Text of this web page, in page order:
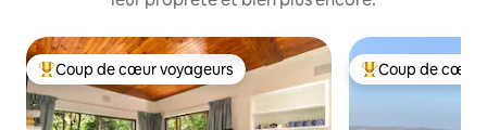
Coups de cœur voyageurs les plus appréciés
Coup de cœur voyageurs Coups de cœur
Coup de cœur